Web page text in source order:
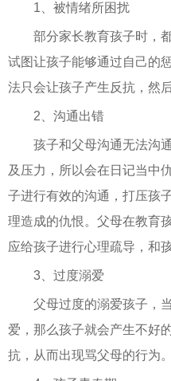
1、被情绪所困扰
部分家长教育孩子时，
试图让孩子能够通过自己的
法只会让孩子产生反抗，然
2、沟通出错
孩子和父母沟通无法沟
及压力，所以会在日记当中
子进行有效的沟通，打压孩
理造成的仇恨。父母在教育
应给孩子进行心理疏导，和
3、过度溺爱
父母过度的溺爱孩子，
爱，那么孩子就会产生不好
抗，从而出现骂父母的行为。